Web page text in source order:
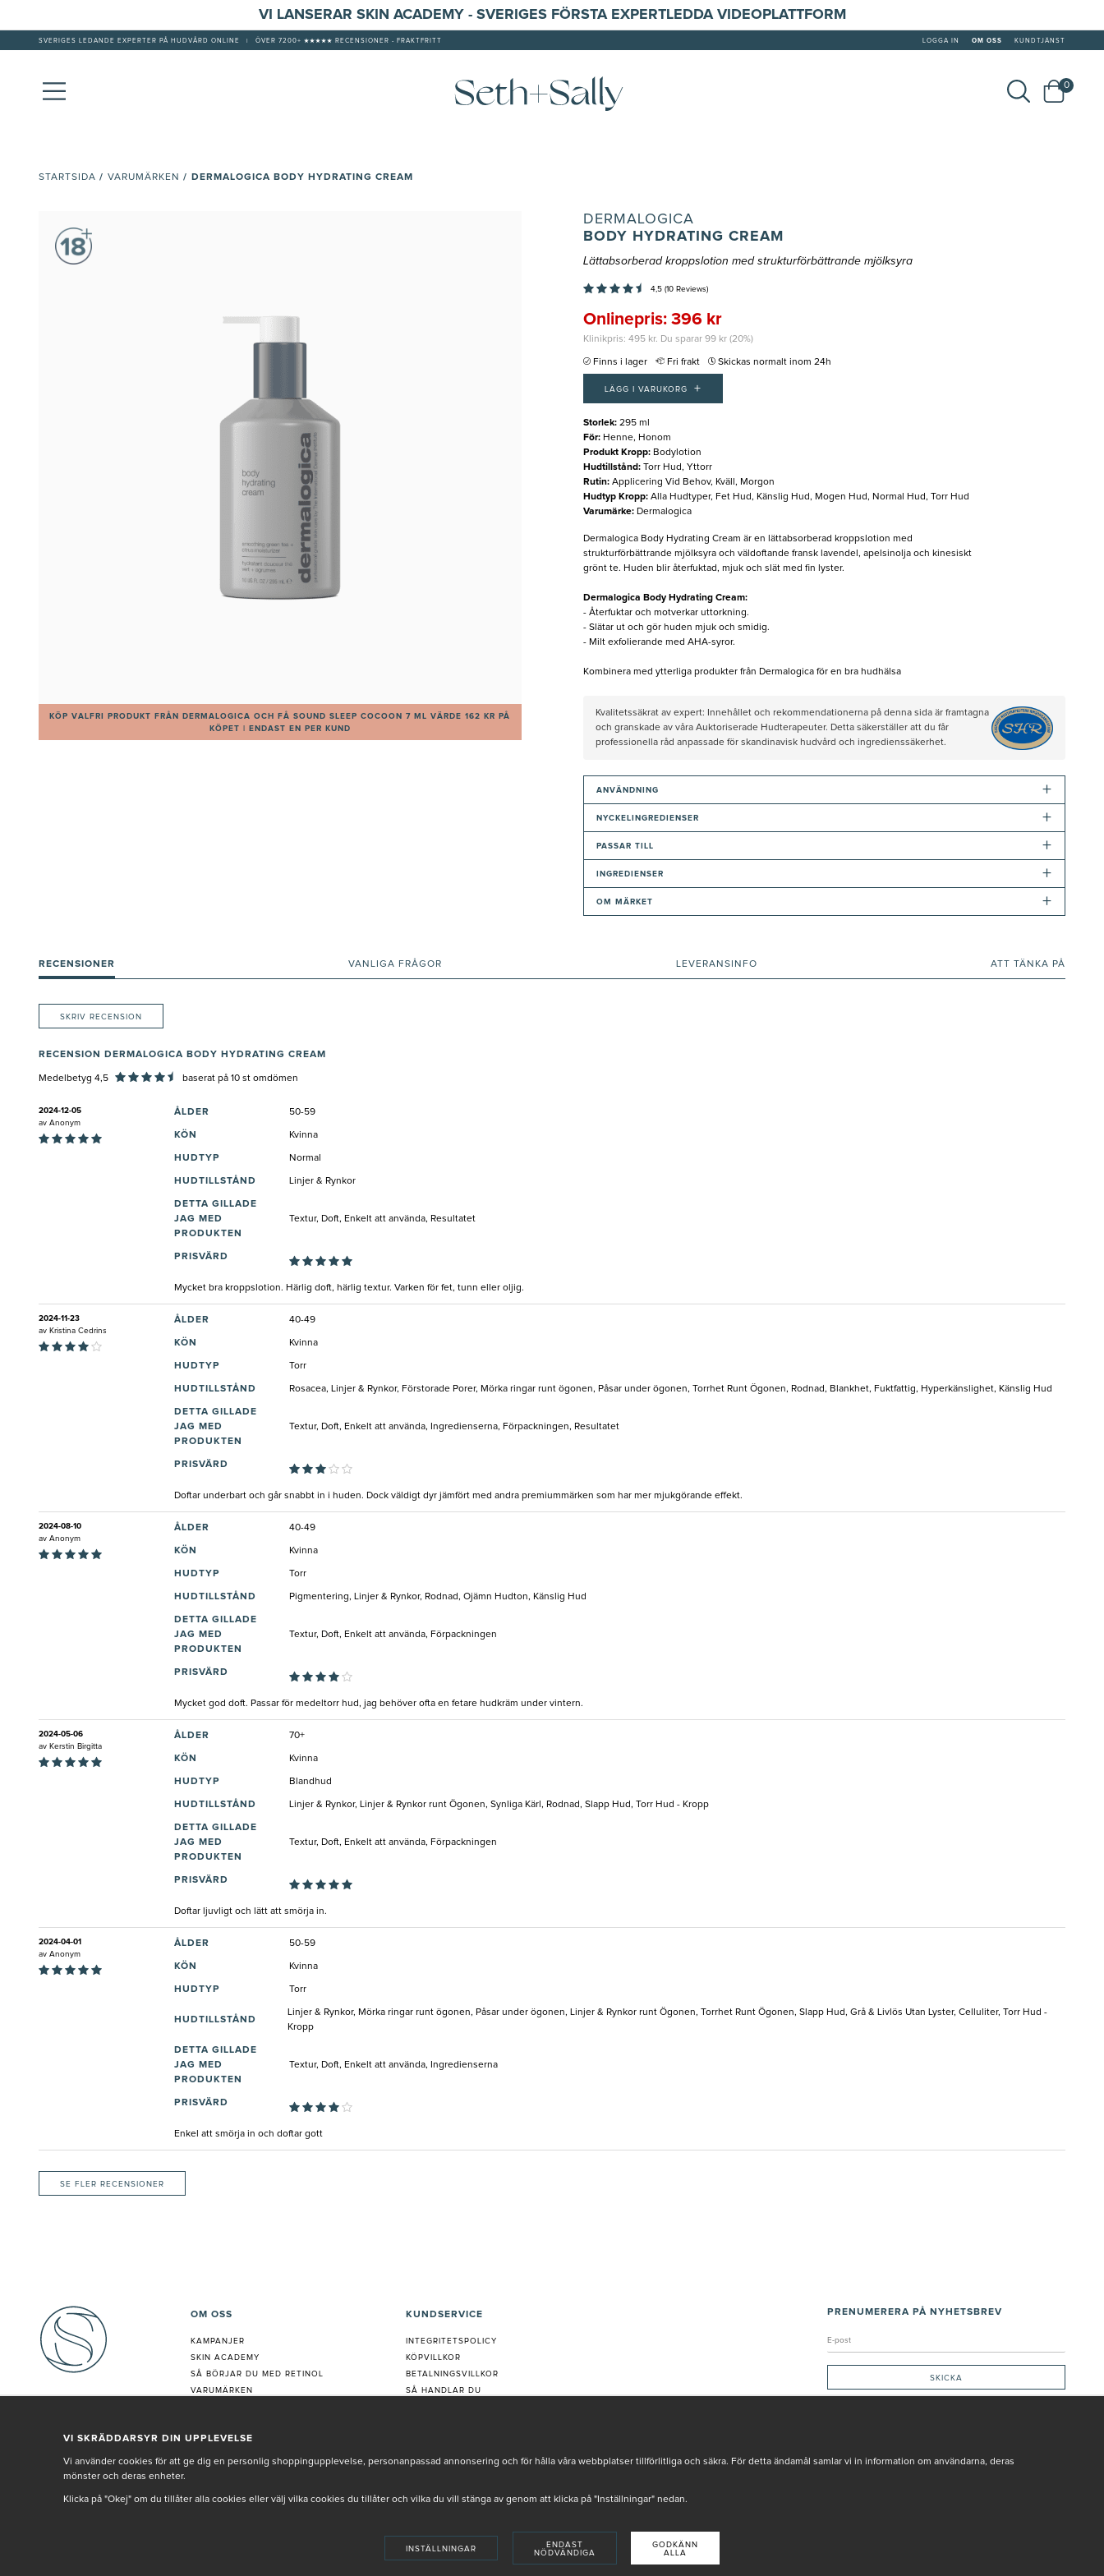
VI LANSERAR SKIN ACADEMY - SVERIGES FÖRSTA EXPERTLEDDA VIDEOPLATTFORM
SVERIGES LEDANDE EXPERTER PÅ HUDVÅRD ONLINE ÖVER 7200+ ★★★★★ RECENSIONER - FRAKTFRITT LOGGA IN OM OSS KUNDTJÄNST
0
STARTSIDA / VARUMÄRKEN / DERMALOGICA BODY HYDRATING CREAM
KÖP VALFRI PRODUKT FRÅN DERMALOGICA OCH FÅ SOUND SLEEP COCOON 7 ML VÄRDE 162 KR PÅ
KÖPET | ENDAST EN PER KUND
DERMALOGICA
BODY HYDRATING CREAM
Lättabsorberad kroppslotion med strukturförbättrande mjölksyra
4,5 (10 Reviews)
Onlinepris: 396 kr
Klinikpris: 495 kr. Du sparar 99 kr (20%)
Finns i lager Fri frakt Skickas normalt inom 24h
LÄGG I VARUKORG +
Storlek: 295 ml
För: Henne, Honom
Produkt Kropp: Bodylotion
Hudtillstånd: Torr Hud, Yttorr
Rutin: Applicering Vid Behov, Kväll, Morgon
Hudtyp Kropp: Alla Hudtyper, Fet Hud, Känslig Hud, Mogen Hud, Normal Hud, Torr Hud
Varumärke: Dermalogica
Dermalogica Body Hydrating Cream är en lättabsorberad kroppslotion med
strukturförbättrande mjölksyra och väldoftande fransk lavendel, apelsinolja och kinesiskt
grönt te. Huden blir återfuktad, mjuk och slät med fin lyster.
Dermalogica Body Hydrating Cream:
- Återfuktar och motverkar uttorkning.
- Slätar ut och gör huden mjuk och smidig.
- Milt exfolierande med AHA-syror.
Kombinera med ytterliga produkter från Dermalogica för en bra hudhälsa
Kvalitetssäkrat av expert: Innehållet och rekommendationerna på denna sida är framtagna
och granskade av våra Auktoriserade Hudterapeuter. Detta säkerställer att du får
professionella råd anpassade för skandinavisk hudvård och ingredienssäkerhet.
ANVÄNDNING +
NYCKELINGREDIENSER +
PASSAR TILL +
INGREDIENSER +
OM MÄRKET +
RECENSIONER VANLIGA FRÅGOR LEVERANSINFO ATT TÄNKA PÅ
SKRIV RECENSION
RECENSION DERMALOGICA BODY HYDRATING CREAM
Medelbetyg 4,5 baserat på 10 st omdömen
2024-12-05
av Anonym
ÅLDER 50-59
KÖN Kvinna
HUDTYP Normal
HUDTILLSTÅND Linjer & Rynkor
DETTA GILLADE
JAG MED
PRODUKTEN
Textur, Doft, Enkelt att använda, Resultatet
PRISVÄRD
Mycket bra kroppslotion. Härlig doft, härlig textur. Varken för fet, tunn eller oljig.
2024-11-23
av Kristina Cedrins
ÅLDER 40-49
KÖN Kvinna
HUDTYP Torr
HUDTILLSTÅND Rosacea, Linjer & Rynkor, Förstorade Porer, Mörka ringar runt ögonen, Påsar under ögonen, Torrhet Runt Ögonen, Rodnad, Blankhet, Fuktfattig, Hyperkänslighet, Känslig Hud
DETTA GILLADE
JAG MED
PRODUKTEN
Textur, Doft, Enkelt att använda, Ingredienserna, Förpackningen, Resultatet
PRISVÄRD
Doftar underbart och går snabbt in i huden. Dock väldigt dyr jämfört med andra premiummärken som har mer mjukgörande effekt.
2024-08-10
av Anonym
ÅLDER 40-49
KÖN Kvinna
HUDTYP Torr
HUDTILLSTÅND Pigmentering, Linjer & Rynkor, Rodnad, Ojämn Hudton, Känslig Hud
DETTA GILLADE
JAG MED
PRODUKTEN
Textur, Doft, Enkelt att använda, Förpackningen
PRISVÄRD
Mycket god doft. Passar för medeltorr hud, jag behöver ofta en fetare hudkräm under vintern.
2024-05-06
av Kerstin Birgitta
ÅLDER 70+
KÖN Kvinna
HUDTYP Blandhud
HUDTILLSTÅND Linjer & Rynkor, Linjer & Rynkor runt Ögonen, Synliga Kärl, Rodnad, Slapp Hud, Torr Hud - Kropp
DETTA GILLADE
JAG MED
PRODUKTEN
Textur, Doft, Enkelt att använda, Förpackningen
PRISVÄRD
Doftar ljuvligt och lätt att smörja in.
2024-04-01
av Anonym
ÅLDER 50-59
KÖN Kvinna
HUDTYP Torr
HUDTILLSTÅND
Linjer & Rynkor, Mörka ringar runt ögonen, Påsar under ögonen, Linjer & Rynkor runt Ögonen, Torrhet Runt Ögonen, Slapp Hud, Grå & Livlös Utan Lyster, Celluliter, Torr Hud -
Kropp
DETTA GILLADE
JAG MED
PRODUKTEN
Textur, Doft, Enkelt att använda, Ingredienserna
PRISVÄRD
Enkel att smörja in och doftar gott
SE FLER RECENSIONER
OM OSS
KAMPANJER
SKIN ACADEMY
SÅ BÖRJAR DU MED RETINOL
VARUMÄRKEN
VÅR PERSONAL
KUNDSERVICE
INTEGRITETSPOLICY
KÖPVILLKOR
BETALNINGSVILLKOR
SÅ HANDLAR DU
REKLAMATION
PRENUMERERA PÅ NYHETSBREV
VI SKRÄDDARSYR DIN UPPLEVELSE
Vi använder cookies för att ge dig en personlig shoppingupplevelse, personanpassad annonsering och för hålla våra webbplatser tillförlitliga och säkra. För detta ändamål samlar vi in information om användarna, deras
mönster och deras enheter.
Klicka på "Okej" om du tillåter alla cookies eller välj vilka cookies du tillåter och vilka du vill stänga av genom att klicka på "Inställningar" nedan.
INSTÄLLNINGAR
ENDAST
NÖDVÄNDIGA
GODKÄNN
ALLA